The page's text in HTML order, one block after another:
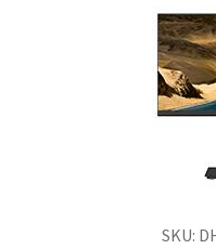
SKU: